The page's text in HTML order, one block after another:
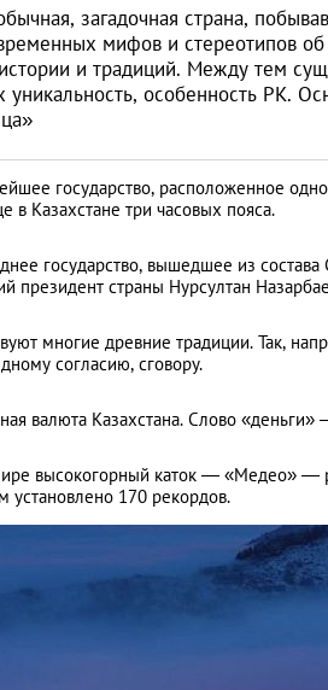
загадочная страна,
мифов и стереотипов
и традиций. Между тем
особенность РК.
государство, расположенное
в Казахстане три часовых пояса.
государство, вышедшее из
президент страны Нурсултан
многие древние традиции. Так,
согласию, сговору.
валюта Казахстана. Слово «деньги»
высокогорный каток — «Медео» —
установлено 170 рекордов.